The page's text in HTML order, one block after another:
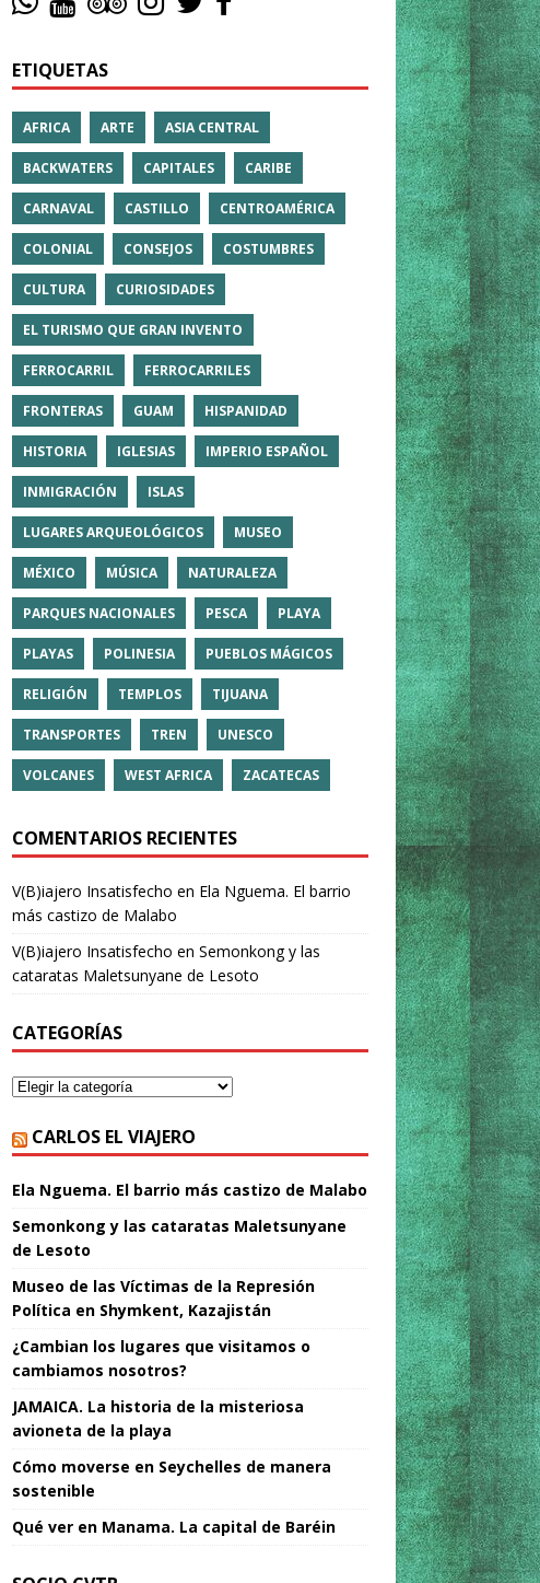
ETIQUETAS
AFRICA ARTE ASIA CENTRAL
BACKWATERS CAPITALES CARIBE
CARNAVAL CASTILLO CENTROAMÉRICA
COLONIAL CONSEJOS COSTUMBRES
CULTURA CURIOSIDADES
EL TURISMO QUE GRAN INVENTO
FERROCARRIL FERROCARRILES
FRONTERAS GUAM HISPANIDAD
HISTORIA IGLESIAS IMPERIO ESPAÑOL
INMIGRACIÓN ISLAS
LUGARES ARQUEOLÓGICOS MUSEO
MÉXICO MÚSICA NATURALEZA
PARQUES NACIONALES PESCA PLAYA
PLAYAS POLINESIA PUEBLOS MÁGICOS
RELIGIÓN TEMPLOS TIJUANA
TRANSPORTES TREN UNESCO
VOLCANES WEST AFRICA ZACATECAS
COMENTARIOS RECIENTES
V(B)iajero Insatisfecho en Ela Nguema. El barrio
más castizo de Malabo
V(B)iajero Insatisfecho en Semonkong y las
cataratas Maletsunyane de Lesoto
CATEGORÍAS
CARLOS EL VIAJERO
Ela Nguema. El barrio más castizo de Malabo
Semonkong y las cataratas Maletsunyane
de Lesoto
Museo de las Víctimas de la Represión
Política en Shymkent, Kazajistán
¿Cambian los lugares que visitamos o
cambiamos nosotros?
JAMAICA. La historia de la misteriosa
avioneta de la playa
Cómo moverse en Seychelles de manera
sostenible
Qué ver en Manama. La capital de Baréin